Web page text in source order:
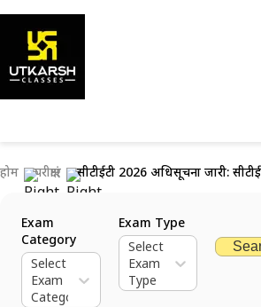
होम परीक्षाएं सीटीईटी 2026 अधिसूचना जारी:
Exam
Category
Select
Exam
Category
Exam Type
Select
Exam
Type